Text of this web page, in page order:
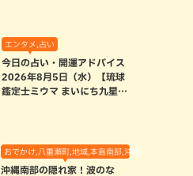
エンタメ,占い
今日の占い・開運アドバイス
2026年8月5日（水）【琉球
鑑定士ミウマ まいにち九星気
おでかけ,八重瀬町,地域,本島南部,沖縄の海,自然
沖縄南部の隠れ家！波のな